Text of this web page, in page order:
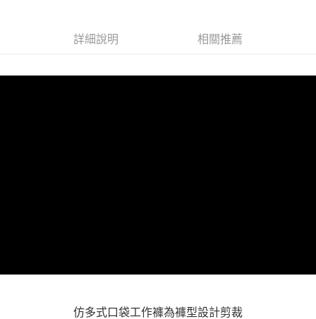
２．關於個人資料處理事宜，請瀏覽以下網址：
詳細說明 相關推薦
仿多式口袋工作褲為褲型設計剪裁